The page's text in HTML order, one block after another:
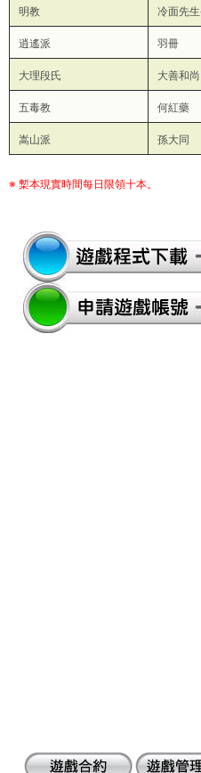
明教 冷面先
逍遙派 羽冊
大理段氏 大善和尚
五毒教 何紅藥
嵩山派 孫大同
※ 槧本現實時間每日限領十本。